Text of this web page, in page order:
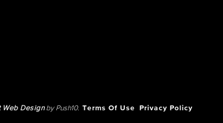
Web Designby Push10. Terms Of Use Privacy Policy